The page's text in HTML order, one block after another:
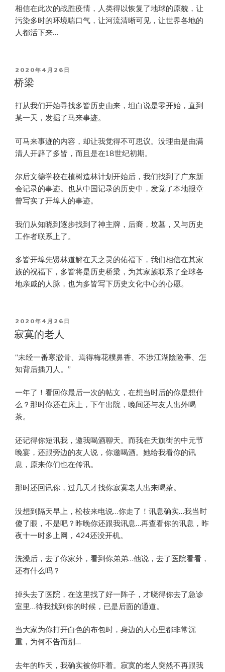
相信在此次的战胜疫情，人类得以恢复了地球的原貌，让
污染多时的环境喘口气，让河流清晰可见，让世界各地的
人都活下来…
POSTED
ON
2020年4月26日
桥梁
打从我们开始寻找多皆历史由来，坦白说是零开始，直到
某一天，发掘了马来事迹。
可马来事迹的内容，却让我觉得不可思议。没理由是由满
清人开辟了多皆，而且是在18世纪初期。
尔后文德学校在植树造林计划开始后，我们找到了广东新
会记录的事迹。也从中国记录的历史中，发觉了本地报章
曾写实了开埠人的事迹。
我们从知晓到逐步找到了神主牌，后裔，坟墓，又与历史
工作者联系上了。
多皆开埠先贤林道解在天之灵的佑福下，我们相信在其家
族的祝福下，多皆将是历史桥梁，为其家族联系了全球各
地亲戚的人脉，也为多皆写下历史文化中心的心愿。
POSTED
ON
2020年4月26日
寂寞的老人
“未经一番寒澈骨、焉得梅花樸鼻香、不涉江湖陰险亊、怎
知背后插刀人。”
一年了！看回你最后一次的帖文，在想当时后的你是想什
么？那时你还在床上，下午出院，晚间还与友人出外喝
茶。
还记得你短讯我，邀我喝酒聊天。而我在天旗街的中元节
晚宴，还跟旁边的友人说，你邀喝酒。她给我看你的讯
息，原来你们也在传讯。
那时还回讯你，过几天才找你寂寞老人出来喝茶。
没想到隔天早上，松桉来电说…你走了！讯息确实…我当时
傻了眼，不是吧？昨晚你还跟我讯息…再查看你的讯息，昨
夜十一时多上网，424还没开机。
洗澡后，去了你家外，看到你弟弟…他说，去了医院看看，
还有什么吗？
掉头去了医院，在这里找了好一阵子，才晓得你去了急诊
室里…待我找到你的时候，已是后面的通道。
当大家为你打开白色的布包时，身边的人心里都非常沉
重，为何不告而别…
去年的昨天，我确实被你吓着。寂寞的老人突然不再跟我